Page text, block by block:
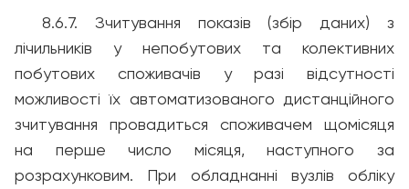
8.6.7. Зчитування показів (збір даних) з
лічильників у непобутових та колективних
побутових споживачів у разі відсутності
можливості їх автоматизованого дистанційного
зчитування провадиться споживачем щомісяця
на перше число місяця, наступного за
розрахунковим. При обладнанні вузлів обліку